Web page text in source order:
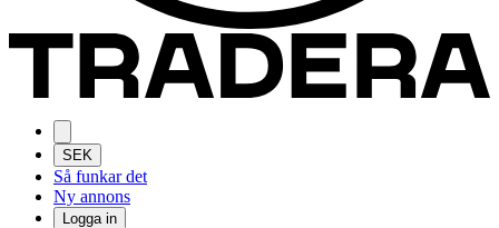
SEK
Så funkar det
Ny annons
Logga in